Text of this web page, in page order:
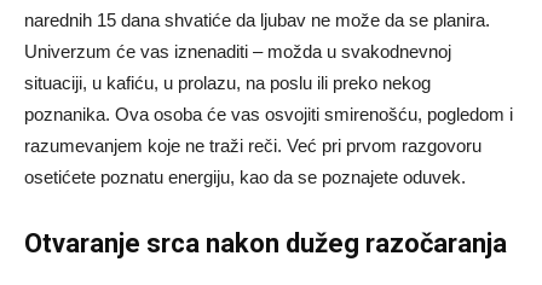
narednih 15 dana shvatiće da ljubav ne može da se planira.
Univerzum će vas iznenaditi – možda u svakodnevnoj
situaciji, u kafiću, u prolazu, na poslu ili preko nekog
poznanika. Ova osoba će vas osvojiti smirenošću, pogledom i
razumevanjem koje ne traži reči. Već pri prvom razgovoru
osetićete poznatu energiju, kao da se poznajete oduvek.
Otvaranje srca nakon dužeg razočaranja